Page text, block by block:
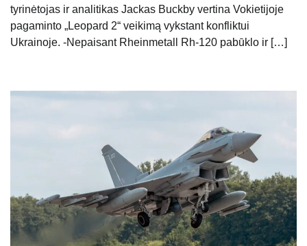
tyrinėtojas ir analitikas Jackas Buckby vertina Vokietijoje
pagaminto „Leopard 2“ veikimą vykstant konfliktui
Ukrainoje. -Nepaisant Rheinmetall Rh-120 pabūklo ir […]